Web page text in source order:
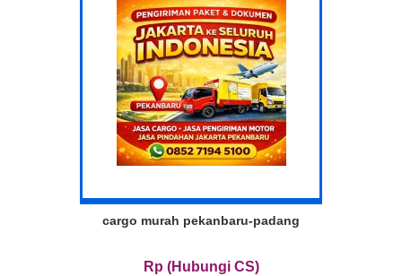
cargo murah pekanbaru-padang
Rp (Hubungi CS)